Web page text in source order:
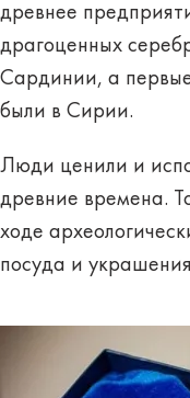
древнее
драгоценных
Сардинии, а
были в Сирии.
Люди ценили и
древние времена.
ходе
посуда и